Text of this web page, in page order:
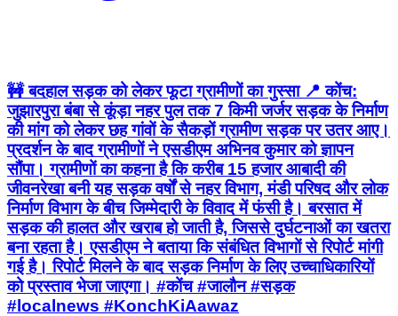
🚧 बदहाल सड़क को लेकर फूटा ग्रामीणों का गुस्सा 📍 कोंच:
जुझारपुरा बंबा से कूंड़ा नहर पुल तक 7 किमी जर्जर सड़क के निर्माण
की मांग को लेकर छह गांवों के सैकड़ों ग्रामीण सड़क पर उतर आए।
प्रदर्शन के बाद ग्रामीणों ने एसडीएम अभिनव कुमार को ज्ञापन
सौंपा। ग्रामीणों का कहना है कि करीब 15 हजार आबादी की
जीवनरेखा बनी यह सड़क वर्षों से नहर विभाग, मंडी परिषद और लोक
निर्माण विभाग के बीच जिम्मेदारी के विवाद में फंसी है। बरसात में
सड़क की हालत और खराब हो जाती है, जिससे दुर्घटनाओं का खतरा
बना रहता है। एसडीएम ने बताया कि संबंधित विभागों से रिपोर्ट मांगी
गई है। रिपोर्ट मिलने के बाद सड़क निर्माण के लिए उच्चाधिकारियों
को प्रस्ताव भेजा जाएगा। #कोंच #जालौन #सड़क
#localnews #KonchKiAawaz